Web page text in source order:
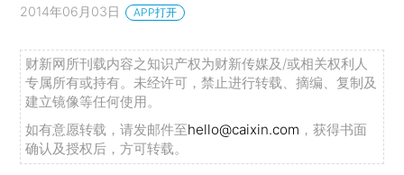
2014年06月03日 APP打开
财新网所刊载内容之知识产权为财新传媒及/或相关权利人
专属所有或持有。未经许可，禁止进行转载、摘编、复制及
建立镜像等任何使用。
如有意愿转载，请发邮件至hello@caixin.com ，获得书面
确认及授权后，方可转载。